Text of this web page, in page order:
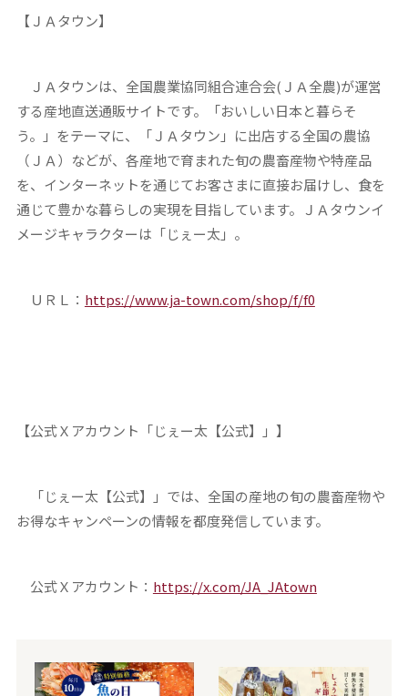
【ＪＡタウン】
ＪＡタウンは、全国農業協同組合連合会(ＪＡ全農)が運営
する産地直送通販サイトです。「おいしい日本と暮らそ
う。」をテーマに、「ＪＡタウン」に出店する全国の農協
（ＪＡ）などが、各産地で育まれた旬の農畜産物や特産品
を、インターネットを通じてお客さまに直接お届けし、食を
通じて豊かな暮らしの実現を目指しています。ＪＡタウンイ
メージキャラクターは「じぇー太」。
ＵＲＬ： https://www.ja-town.com/shop/f/f0
【公式Ｘアカウント「じぇー太【公式】」】
「じぇー太【公式】」では、全国の産地の旬の農畜産物や
お得なキャンペーンの情報を都度発信しています。
公式Ｘアカウント： https://x.com/JA_JAtown